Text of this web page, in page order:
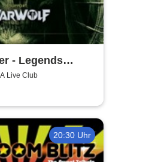
- Legends
'27
Live Club
20:30 Uhr